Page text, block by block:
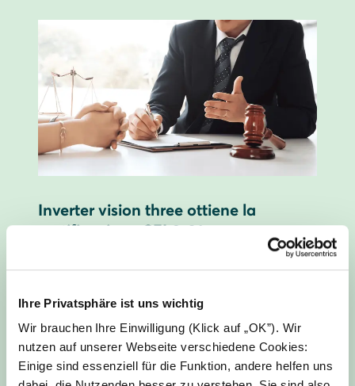
Ihre Privatsphäre ist uns wichtig
Wir brauchen Ihre Einwilligung (Klick auf „OK”). Wir
nutzen auf unserer Webseite verschiedene Cookies:
Einige sind essenziell für die Funktion, andere helfen uns
Inverter vision three ottiene la
certificazione CEI 0-21
I componenti del sistema sono Inverter vision
vision pack 1.0.
Leggi subito